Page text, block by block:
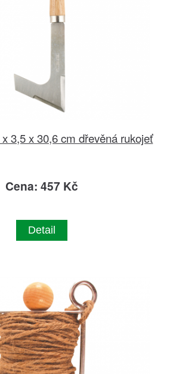
3,5 x 30,6 cm dřevěná rukojeť
Cena: 457 Kč
Detail